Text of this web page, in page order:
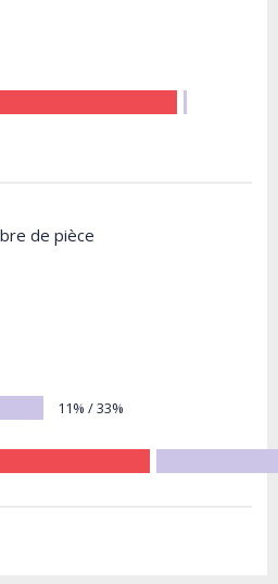
de pièce
11% / 33%